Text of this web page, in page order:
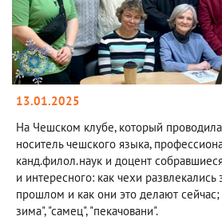
13.01.2025
На Чешском клубе, который
носитель чешского языка,
канд.филол.наук и доцент
и интересного: как чехи
прошлом и как они это делают сейчас;
зима", "самец", "пекачовани".